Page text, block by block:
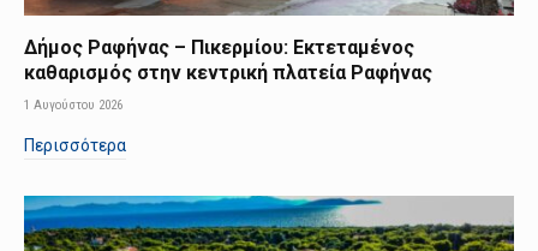
Δήμος Ραφήνας – Πικερμίου: Εκτεταμένος
καθαρισμός στην κεντρική πλατεία Ραφήνας
1 Αυγούστου 2026
Περισσότερα